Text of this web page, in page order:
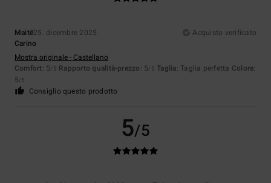
Maitê25. dicembre 2025
Acquisto verificato
Carino
Mostra originale - Castellano
Comfort: 5/5 Rapporto qualità-prezzo: 5/5 Taglia: Taglia perfetta Colore:
5/5
Consiglio questo prodotto
5/5